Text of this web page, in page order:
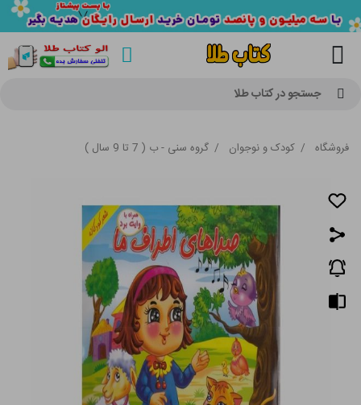
جستجو در کتاب طلا
فروشگاه / کودک و نوجوان / گروه سنی - ب ( 7 تا 9 سال )